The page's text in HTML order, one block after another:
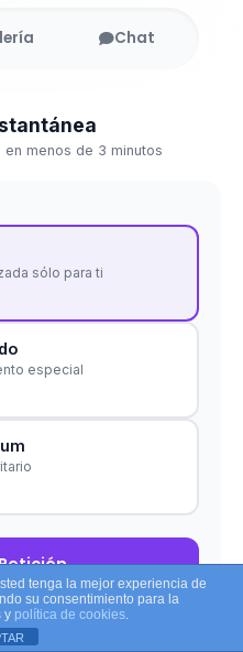
Chat
menos de 3 minutos
sólo para ti
especial
tenga la mejor experiencia de
su consentimiento para la
y política de cookies.